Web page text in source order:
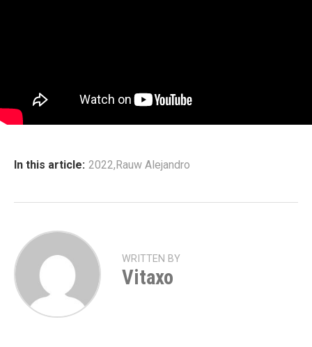
In this article: 2022,Rauw Alejandro
WRITTEN BY
Vitaxo